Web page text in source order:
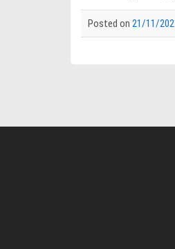
Posted on 21/11/